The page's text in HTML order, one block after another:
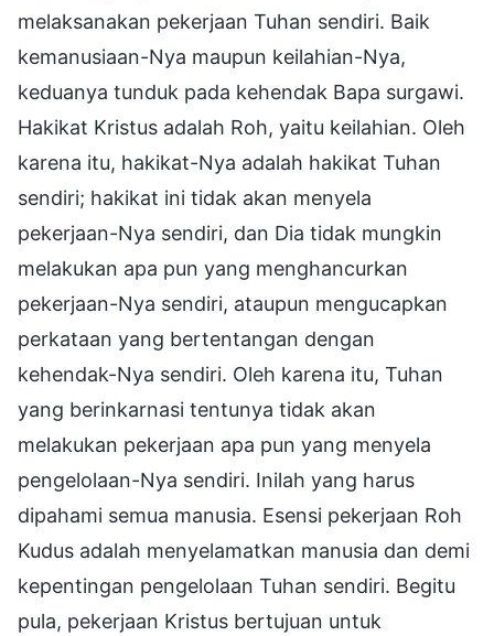
melaksanakan pekerjaan Tuhan sendiri. Baik
kemanusiaan-Nya maupun keilahian-Nya,
keduanya tunduk pada kehendak Bapa surgawi.
Hakikat Kristus adalah Roh, yaitu keilahian. Oleh
karena itu, hakikat-Nya adalah hakikat Tuhan
sendiri; hakikat ini tidak akan menyela
pekerjaan-Nya sendiri, dan Dia tidak mungkin
melakukan apa pun yang menghancurkan
pekerjaan-Nya sendiri, ataupun mengucapkan
perkataan yang bertentangan dengan
kehendak-Nya sendiri. Oleh karena itu, Tuhan
yang berinkarnasi tentunya tidak akan
melakukan pekerjaan apa pun yang menyela
pengelolaan-Nya sendiri. Inilah yang harus
dipahami semua manusia. Esensi pekerjaan Roh
Kudus adalah menyelamatkan manusia dan demi
kepentingan pengelolaan Tuhan sendiri. Begitu
pula, pekerjaan Kristus bertujuan untuk